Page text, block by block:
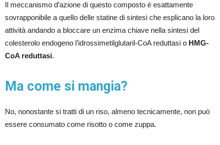
Il meccanismo d’azione di questo composto è esattamente
sovrapponibile a quello delle statine di sintesi che esplicano la loro
attività andando a bloccare un enzima chiave nella sintesi del
colesterolo endogeno l’idrossimetilglutaril-CoA reduttasi o HMG-
CoA reduttasi.
Ma come si mangia?
No, nonostante si tratti di un riso, almeno tecnicamente, non può
essere consumato come risotto o come zuppa.